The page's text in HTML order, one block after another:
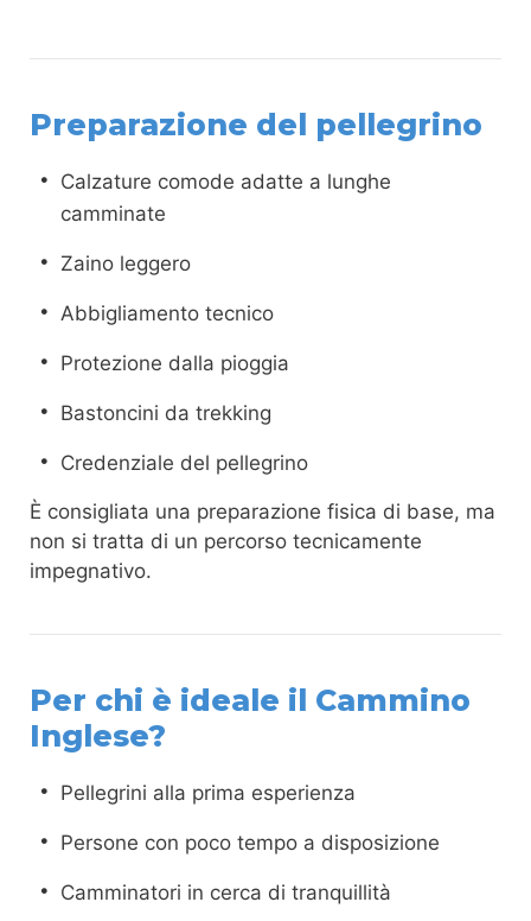
Preparazione del pellegrino
Calzature comode adatte a lunghe
camminate
Zaino leggero
Abbigliamento tecnico
Protezione dalla pioggia
Bastoncini da trekking
Credenziale del pellegrino
È consigliata una preparazione fisica di base, ma
non si tratta di un percorso tecnicamente
impegnativo.
Per chi è ideale il Cammino
Inglese?
Pellegrini alla prima esperienza
Persone con poco tempo a disposizione
Camminatori in cerca di tranquillità